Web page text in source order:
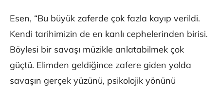
Esen, “Bu büyük zaferde çok fazla kayıp verildi.
Kendi tarihimizin de en kanlı cephelerinden birisi.
Böylesi bir savaşı müzikle anlatabilmek çok
güçtü. Elimden geldiğince zafere giden yolda
savaşın gerçek yüzünü, psikolojik yönünü